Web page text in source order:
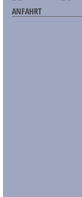
ANFAHRT